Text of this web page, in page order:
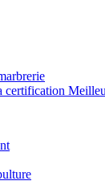
certification